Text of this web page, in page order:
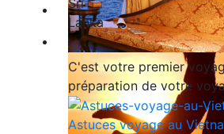
Nos exclusivités
Guide de voyage
C'est votre premier
préparation de votre
Astuces voyage au